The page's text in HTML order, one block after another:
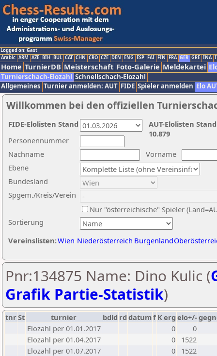
Logged on: Gast
Arabic ARM AZE BIH BUL CAT CHN CRO CZE DEN ENG ESP FAI FIN FRA GER GRE INA
Home TurnierDB Meisterschaft Foto-Galerie Meldekartei
Turnierschach-Elozahl Schnellschach-Elozahl
Allgemeines Turnier anmelden: AUT FIDE Spieler anmelden Elo
Willkommen bei den offiziellen
Nachname
Vorname
Ebene
Sortierung
Personennummer
Bundesland
Spgem./Kreis/Verein
Nur "österreichische" Spieler
Vereinslisten:Wien Niederösterreich Burgenland
AUT-Elolisten
10.879
FIDE-Elolisten Stand
Pnr:134875 Name: Dino Kulic (
Grafik Partie-Statistik)
tnrSt turnier bdld rd datumf Kerg elo+/-
Elozahl per 01.01.2017
0
0
Elozahl per 01.04.2017
0
1522
Elozahl per 01.07.2017
0
1522